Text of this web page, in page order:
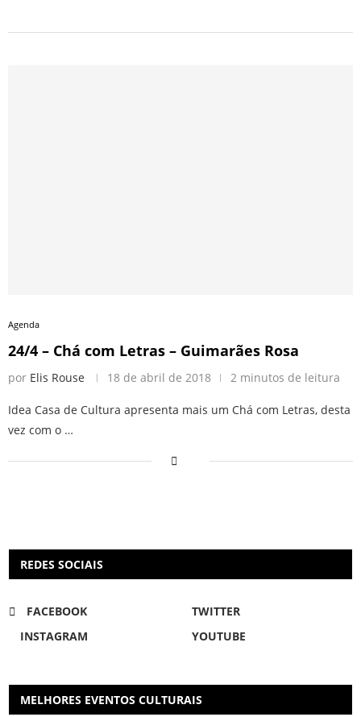
Agenda
24/4 – Chá com Letras – Guimarães Rosa
por Elis Rouse 18 de abril de 2018 2 minutos de leitura
Idea Casa de Cultura apresenta mais um Chá com Letras, desta
vez com o …
REDES SOCIAIS
FACEBOOK
TWITTER
INSTAGRAM
YOUTUBE
MELHORES EVENTOS CULTURAIS